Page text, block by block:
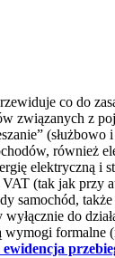
co do
związanych z
(służbowo
również
elektryczną i
(tak jak przy
samochód,
do
wymogi formalne
ewidencja